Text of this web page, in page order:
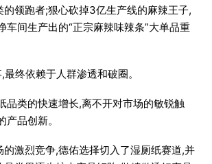
的领跑者;狠心砍掉3亿生产线的麻辣王子,
车间生产出的“正宗麻辣味辣条”大单品重
最终依赖于人群渗透和破圈。
品类的快速增长,离不开对市场的敏锐触
品创新。
的激烈竞争,德佑选择切入了湿厕纸赛道,并